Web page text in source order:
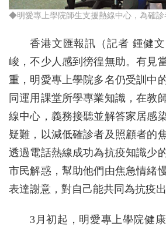
◆明愛專上學院師生支援熱線中心，為確診
香港文匯報訊（記者 鍾健
峻，不少人感到徬徨無助。有見
重，明愛專上學院多名仍受訓中
同運用課堂所學專業知識，在教
線中心，義務接聽並解答家居感
疑難，以減低確診者及照顧者的
透過電話熱線成功為抗疫知識少
市民解惑，幫助他們由焦急情緒
表達謝意，對自己能共同為抗疫
3月初起，明愛專上學院健